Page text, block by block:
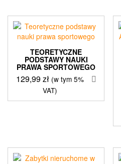
TEORETYCZNE
PODSTAWY NAUKI
PRAWA SPORTOWEGO
129,99zł (w tym 5%
VAT)